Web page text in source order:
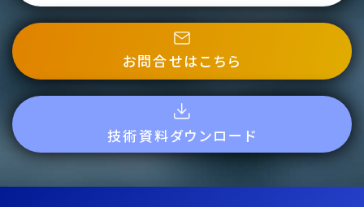
お問合せはこちら
技術資料ダウンロード